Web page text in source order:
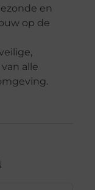
en
op de
alle